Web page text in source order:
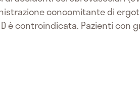
concomitante di
è controindicata. Pazienti